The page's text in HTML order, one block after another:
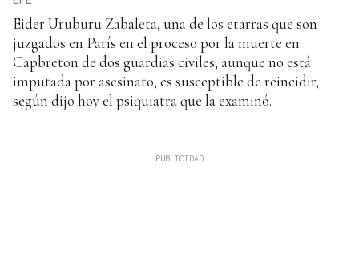
Eider Uruburu Zabaleta, una de los etarras que son
juzgados en París en el proceso por la muerte en
Capbreton de dos guardias civiles, aunque no está
imputada por asesinato, es susceptible de reincidir,
según dijo hoy el psiquiatra que la examinó.